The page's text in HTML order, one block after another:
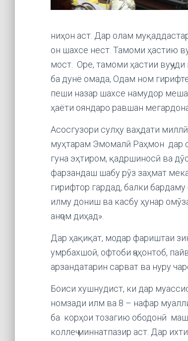
ниҳон аст. Дар олам
он шахсе нест. Тамоми ҳастию
мост. Оре, тамоми ҳастии
ба дунё омада, Одам ном
пеши назар шахсе намудор
ҳаёти ояндаро равшан
Асосгузори сулҳу ваҳдати
муҳтарам Эмомалӣ Раҳмон дар
гуна эҳтиром, қадршиносӣ ва
фарзандаш шабу рӯз заҳмат
гирифтор гардад, балки
илму дониш ва касбу ҳунар
анҷом диҳад».
Дар ҳақиқат, модар фариштаи
умрбахшоӣ, офтоби ҷаҳонтоб,
арзандатарин сарват ва нуру
Боиси хушнудист, ки дар
номзади илм ва 8 – нафар
ба корҳои тозагию ободонӣ
коллеҷ миннатпазир аст. Дар